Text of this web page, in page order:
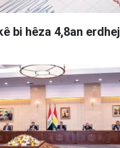
bi hêza 4,8an erdhej